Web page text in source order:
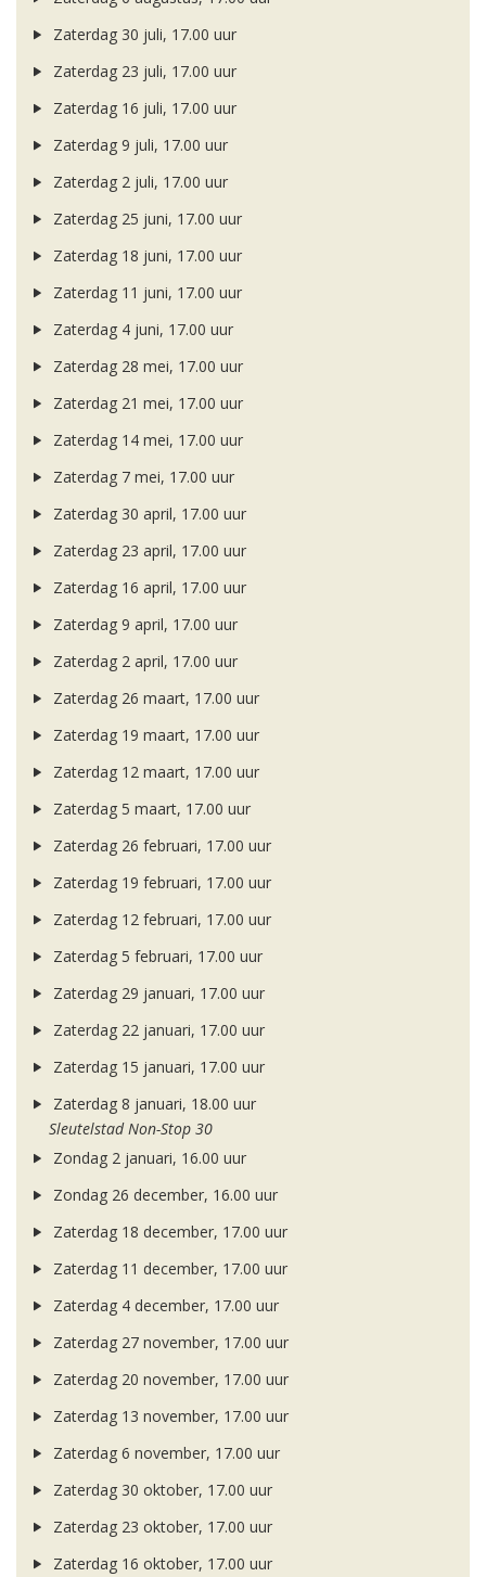
Zaterdag 30 juli, 17.00 uur
Zaterdag 23 juli, 17.00 uur
Zaterdag 16 juli, 17.00 uur
Zaterdag 9 juli, 17.00 uur
Zaterdag 2 juli, 17.00 uur
Zaterdag 25 juni, 17.00 uur
Zaterdag 18 juni, 17.00 uur
Zaterdag 11 juni, 17.00 uur
Zaterdag 4 juni, 17.00 uur
Zaterdag 28 mei, 17.00 uur
Zaterdag 21 mei, 17.00 uur
Zaterdag 14 mei, 17.00 uur
Zaterdag 7 mei, 17.00 uur
Zaterdag 30 april, 17.00 uur
Zaterdag 23 april, 17.00 uur
Zaterdag 16 april, 17.00 uur
Zaterdag 9 april, 17.00 uur
Zaterdag 2 april, 17.00 uur
Zaterdag 26 maart, 17.00 uur
Zaterdag 19 maart, 17.00 uur
Zaterdag 12 maart, 17.00 uur
Zaterdag 5 maart, 17.00 uur
Zaterdag 26 februari, 17.00 uur
Zaterdag 19 februari, 17.00 uur
Zaterdag 12 februari, 17.00 uur
Zaterdag 5 februari, 17.00 uur
Zaterdag 29 januari, 17.00 uur
Zaterdag 22 januari, 17.00 uur
Zaterdag 15 januari, 17.00 uur
Zaterdag 8 januari, 18.00 uur
Sleutelstad Non-Stop 30
Zondag 2 januari, 16.00 uur
Zondag 26 december, 16.00 uur
Zaterdag 18 december, 17.00 uur
Zaterdag 11 december, 17.00 uur
Zaterdag 4 december, 17.00 uur
Zaterdag 27 november, 17.00 uur
Zaterdag 20 november, 17.00 uur
Zaterdag 13 november, 17.00 uur
Zaterdag 6 november, 17.00 uur
Zaterdag 30 oktober, 17.00 uur
Zaterdag 23 oktober, 17.00 uur
Zaterdag 16 oktober, 17.00 uur